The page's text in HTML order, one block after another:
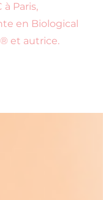
à Paris,
en Biological
et autrice.